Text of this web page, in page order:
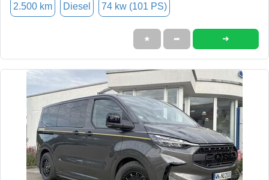
2.500 km Diesel 74 kw (101 PS)
★ ➦ ➜